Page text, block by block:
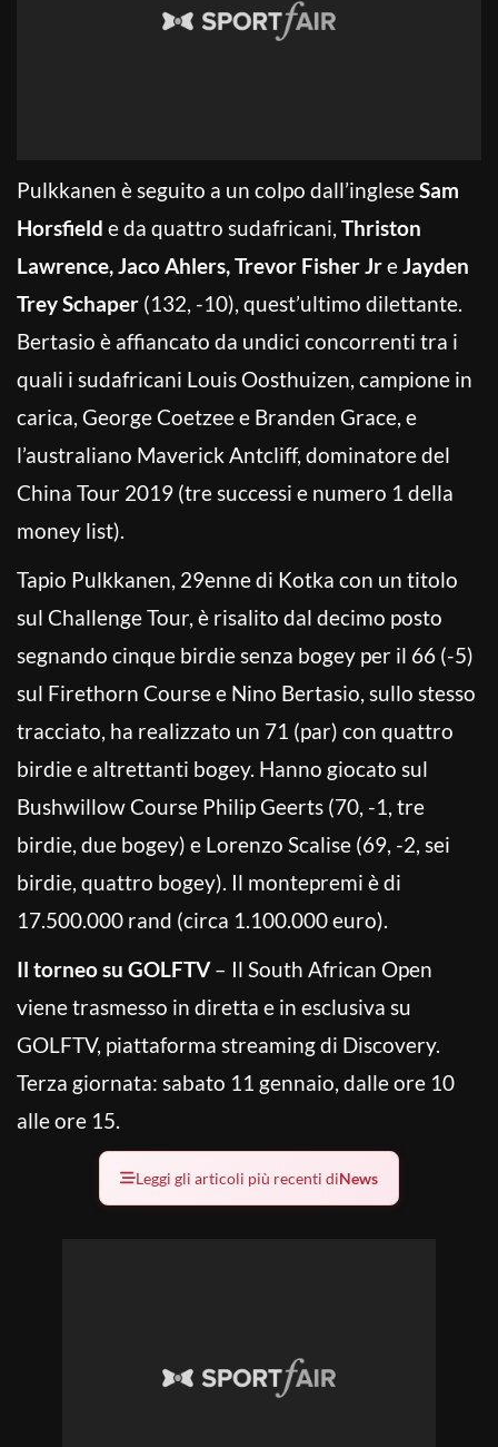
Pulkkanen è seguito a un colpo dall’ingleseSam
Horsfield e da quattro sudafricani, Thriston
Lawrence, Jaco Ahlers, Trevor Fisher JreJayden
Trey Schaper (132, -10), quest’ultimo dilettante.
Bertasio è affiancato da undici concorrenti tra i
quali i sudafricani Louis Oosthuizen, campione in
carica, George Coetzee e Branden Grace, e
l’australiano Maverick Antcliff, dominatore del
China Tour 2019 (tre successi e numero 1 della
money list).
Tapio Pulkkanen, 29enne di Kotka con un titolo
sul Challenge Tour, è risalito dal decimo posto
segnando cinque birdie senza bogey per il 66 (-5)
sul Firethorn Course e Nino Bertasio, sullo stesso
tracciato, ha realizzato un 71 (par) con quattro
birdie e altrettanti bogey. Hanno giocato sul
Bushwillow Course Philip Geerts (70, -1, tre
birdie, due bogey) e Lorenzo Scalise (69, -2, sei
birdie, quattro bogey). Il montepremi è di
17.500.000 rand (circa 1.100.000 euro).
Il torneo su GOLFTV– Il South African Open
viene trasmesso in diretta e in esclusiva su
GOLFTV, piattaforma streaming di Discovery.
Terza giornata: sabato 11 gennaio, dalle ore 10
alle ore 15.
Leggi gli articoli più recenti diNews